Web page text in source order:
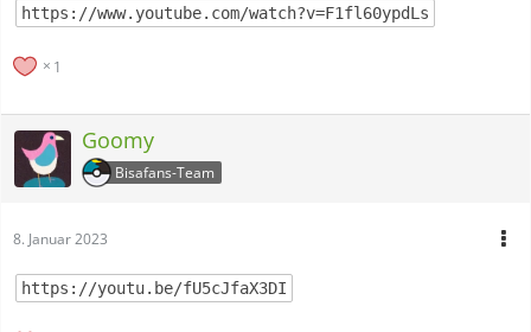
https://www.youtube.com/watch?v=F1fl60ypdLs
1
Goomy
Bisafans-Team
8. Januar 2023
https://youtu.be/fU5cJfaX3DI